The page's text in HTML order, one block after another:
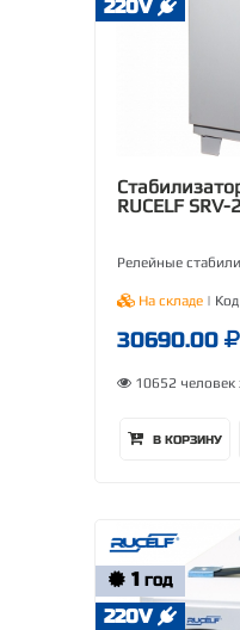
220V
RUCELF
Релейные
На складе |
30690.00
10652 человек
В КОРЗИНУ
1 ГОД
220V